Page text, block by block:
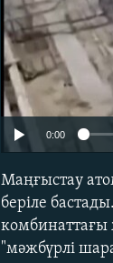
0:00
Маңғыстау
беріле
комбинаттағы
"мәжбүрлі